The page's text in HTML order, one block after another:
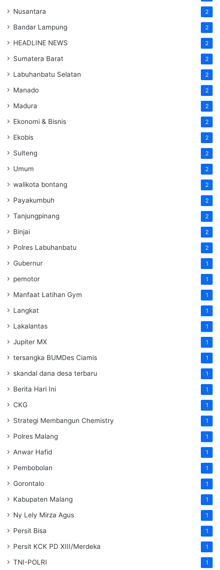
Nusantara 2
Bandar Lampung 2
HEADLINE NEWS 2
Sumatera Barat 2
Labuhanbatu Selatan 2
Manado 2
Madura 2
Ekonomi & Bisnis 2
Ekobis 2
Sulteng 2
Umum 2
walikota bontang 2
Payakumbuh 2
Tanjungpinang 2
Binjai 2
Polres Labuhanbatu 2
Gubernur 1
pemotor 1
Manfaat Latihan Gym 1
Langkat 1
Lakalantas 1
Jupiter MX 1
tersangka BUMDes Ciamis 1
skandal dana desa terbaru 1
Berita Hari Ini 1
CKG 1
Strategi Membangun Chemistry 1
Polres Malang 1
Anwar Hafid 1
Pembobolan 1
Gorontalo 1
Kabupaten Malang 1
Ny Lely Mirza Agus 1
Persit Bisa 1
Persit KCK PD XIII/Merdeka 1
TNI-POLRI 1